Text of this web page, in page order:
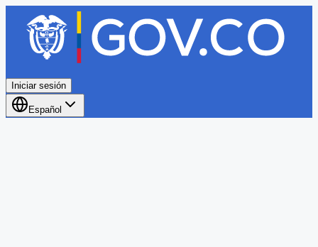
Iniciar sesión
Español